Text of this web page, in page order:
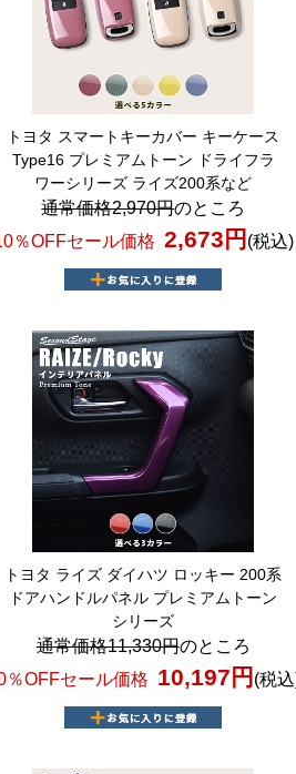
トヨタ スマートキーカバー キーケース
Type16 プレミアムトーン ドライフラ
ワーシリーズ ライズ200系など
通常価格2,970円のところ
％OFFセール価格 2,673円 (税込)
トヨタ ライズ ダイハツ ロッキー 200系
ドアハンドルパネル プレミアムトーン
シリーズ
通常価格11,330円のところ
％OFFセール価格 10,197円 (税